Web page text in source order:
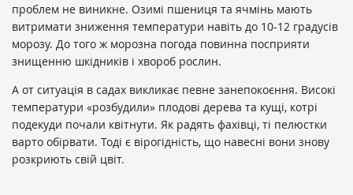
проблем не виникне. Озимі пшениця та ячмінь мають
витримати зниження температури навіть до 10-12 градусів
морозу. До того ж морозна погода повинна посприяти
знищенню шкідників і хвороб рослин.
А от ситуація в садах викликає певне занепокоєння. Високі
температури «розбудили» плодові дерева та кущі, котрі
подекуди почали квітнути. Як радять фахівці, ті пелюстки
варто обірвати. Тоді є вірогідність, що навесні вони знову
розкриють свій цвіт.